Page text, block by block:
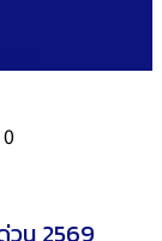
0